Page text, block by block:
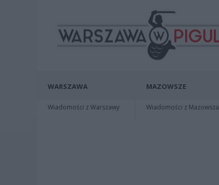
WARSZAWA
Wiadomości z Warszawy
MAZOWSZE
Wiadomości z Mazowsza